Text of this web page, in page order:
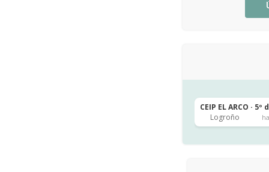
CEIP EL ARCO ·
Logroño